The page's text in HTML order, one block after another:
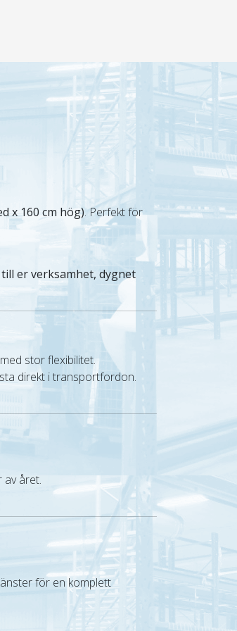
x 160 cm hög). Perfekt för
er verksamhet, dygnet
stor flexibilitet.
direkt i transportfordon.
av året.
för en komplett